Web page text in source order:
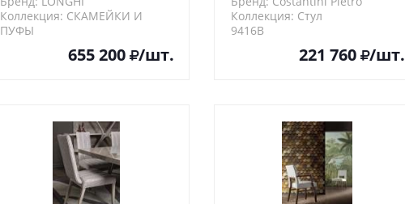
Коллекция: СКАМЕЙКИ И
ПУФЫ
655 200 /шт.
основание,
поворотный)
Коллекция: Стул
9416B
221 760 /шт.